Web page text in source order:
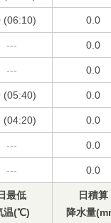
(06:10) 0.0
--- 0.0
--- 0.0
(05:40) 0.0
(04:20) 0.0
--- 0.0
--- 0.0
最低
温(℃)
日積算
降水量